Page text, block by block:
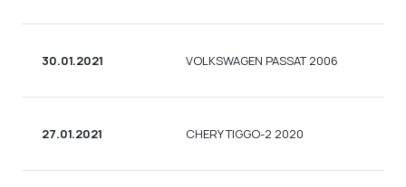
30.01.2021 VOLKSWAGEN PASSAT 2006
27.01.2021 CHERY TIGGO-2 2020